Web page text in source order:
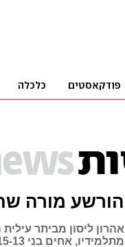
הורשע מורה
אהרון ליסון מביתר